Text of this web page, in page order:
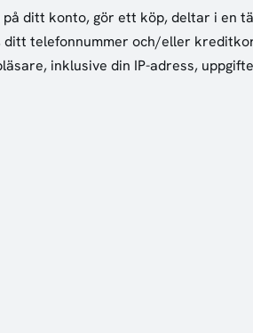
ditt konto, gör ett köp, deltar i en
ditt telefonnummer och/eller
inklusive din IP-adress,